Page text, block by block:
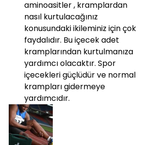
aminoasitler , kramplardan
nasıl kurtulacağınız
konusundaki ikileminiz için çok
faydalıdır. Bu içecek adet
kramplarından kurtulmanıza
yardımcı olacaktır. Spor
içecekleri güçlüdür ve normal
krampları gidermeye
yardımcıdır.